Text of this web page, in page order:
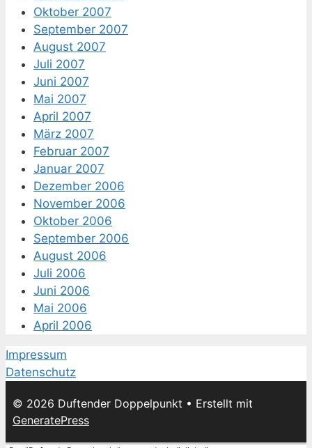
Oktober 2007
September 2007
August 2007
Juli 2007
Juni 2007
Mai 2007
April 2007
März 2007
Februar 2007
Januar 2007
Dezember 2006
November 2006
Oktober 2006
September 2006
August 2006
Juli 2006
Juni 2006
Mai 2006
April 2006
Impressum
Datenschutz
© 2026 Duftender Doppelpunkt • Erstellt mit
GeneratePress